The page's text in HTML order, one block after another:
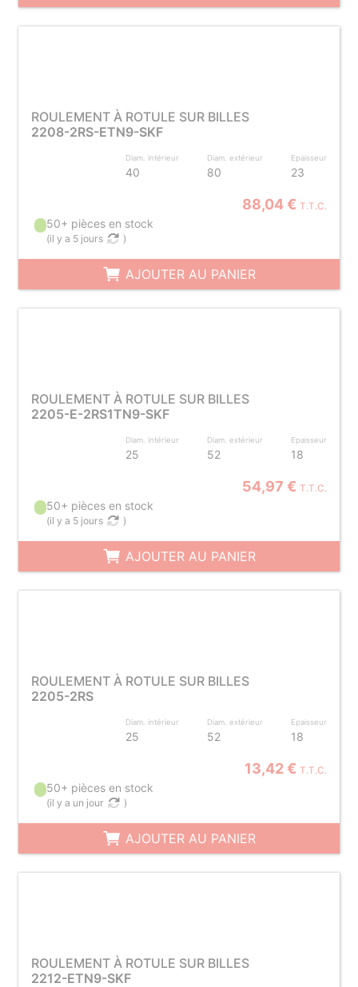
ROULEMENT À ROTULE SUR BILLES
2208-2RS-ETN9-SKF
Diam. intérieur
40
Diam. extérieur
80
Epaisseur
23
88,04 € T.T.C.
50+ pièces en stock
(il y a 5 jours )
AJOUTER AU PANIER
ROULEMENT À ROTULE SUR BILLES
2205-E-2RS1TN9-SKF
Diam. intérieur
25
Diam. extérieur
52
Epaisseur
18
54,97 € T.T.C.
50+ pièces en stock
(il y a 5 jours )
AJOUTER AU PANIER
ROULEMENT À ROTULE SUR BILLES
2205-2RS
Diam. intérieur
25
Diam. extérieur
52
Epaisseur
18
13,42 € T.T.C.
50+ pièces en stock
(il y a un jour )
AJOUTER AU PANIER
ROULEMENT À ROTULE SUR BILLES
2212-ETN9-SKF